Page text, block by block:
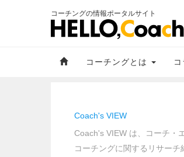
コーチングの情報ポータルサイト
コーチングとは コ
Coach's VIEW
Coach's VIEW は、コーチ・
コーチングに関するリサー